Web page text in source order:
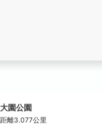
大園公園
距離3.077公里